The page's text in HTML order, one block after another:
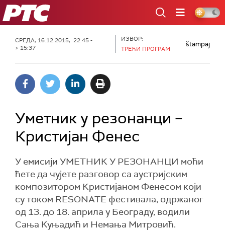
РТС
СРЕДА, 16.12.2015, 22:45 -
> 15:37
ИЗВОР:
ТРЕЋИ ПРОГРАМ
štampaj
Уметник у резонанци –
Кристијан Фенес
У емисији УМЕТНИК У РЕЗОНАНЦИ моћи
ћете да чујете разговор са аустријским
композитором Кристијаном Фенесом који
су током RESONATE фестивала, одржаног
од 13. до 18. априла у Београду, водили
Сања Куњадић и Немања Митровић.